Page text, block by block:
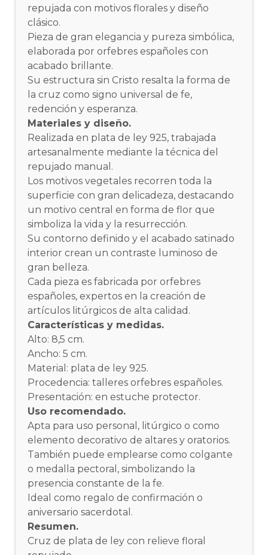
repujada con motivos florales y diseño
clásico.
Pieza de gran elegancia y pureza simbólica,
elaborada por orfebres españoles con
acabado brillante.
Su estructura sin Cristo resalta la forma de
la cruz como signo universal de fe,
redención y esperanza.
Materiales y diseño.
Realizada en plata de ley 925, trabajada
artesanalmente mediante la técnica del
repujado manual.
Los motivos vegetales recorren toda la
superficie con gran delicadeza, destacando
un motivo central en forma de flor que
simboliza la vida y la resurrección.
Su contorno definido y el acabado satinado
interior crean un contraste luminoso de
gran belleza.
Cada pieza es fabricada por orfebres
españoles, expertos en la creación de
artículos litúrgicos de alta calidad.
Características y medidas.
Alto: 8,5 cm.
Ancho: 5 cm.
Material: plata de ley 925.
Procedencia: talleres orfebres españoles.
Presentación: en estuche protector.
Uso recomendado.
Apta para uso personal, litúrgico o como
elemento decorativo de altares y oratorios.
También puede emplearse como colgante
o medalla pectoral, simbolizando la
presencia constante de la fe.
Ideal como regalo de confirmación o
aniversario sacerdotal.
Resumen.
Cruz de plata de ley con relieve floral